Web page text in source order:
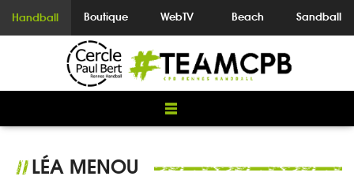
Handball Boutique WebTV Beach Sandball
//LÉA MENOU